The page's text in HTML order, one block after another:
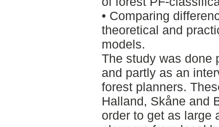
• Comparing
theoretical and
models.
The study was done
and partly as an
forest planners.
Halland, Skåne and
order to get as large